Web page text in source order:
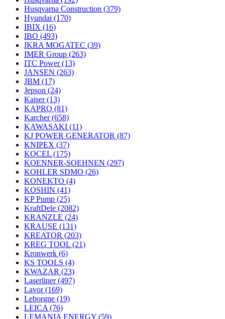
Husqvarna Construction (379)
Hyundai (170)
IBIX (16)
IBO (493)
IKRA MOGATEC (39)
IMER Group (263)
ITC Power(13)
JANSEN (263)
JBM (17)
Jepson (24)
Kaiser(13)
KAPRO (81)
Karcher(658)
KAWASAKI (11)
KJ POWER GENERATOR (87)
KNIPEX (37)
KOCEL (175)
KOENNER-SOEHNEN (297)
KOHLER SDMO (26)
KONEKTO (4)
KOSHIN (41)
KP Pump (25)
KraftDele (2082)
KRANZLE (24)
KRAUSE (131)
KREATOR (203)
KREG TOOL (21)
Kronwerk (6)
KS TOOLS (4)
KWAZAR (23)
Laserliner(497)
Lavor(169)
Leborgne (19)
LEICA (76)
LEMANIA ENERGY (59)